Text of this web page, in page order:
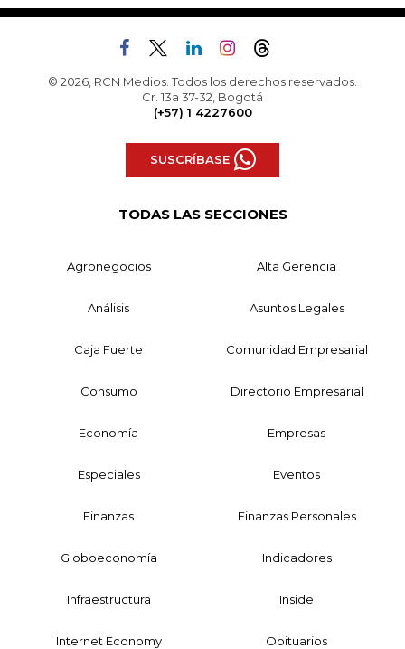
© 2026, RCN Medios. Todos los derechos reservados.
Cr. 13a 37-32, Bogotá
(+57) 1 4227600
SUSCRÍBASE
TODAS LAS SECCIONES
Agronegocios Alta Gerencia
Análisis Asuntos Legales
Caja Fuerte Comunidad Empresarial
Consumo Directorio Empresarial
Economía Empresas
Especiales Eventos
Finanzas Finanzas Personales
Globoeconomía Indicadores
Infraestructura Inside
Internet Economy Obituarios